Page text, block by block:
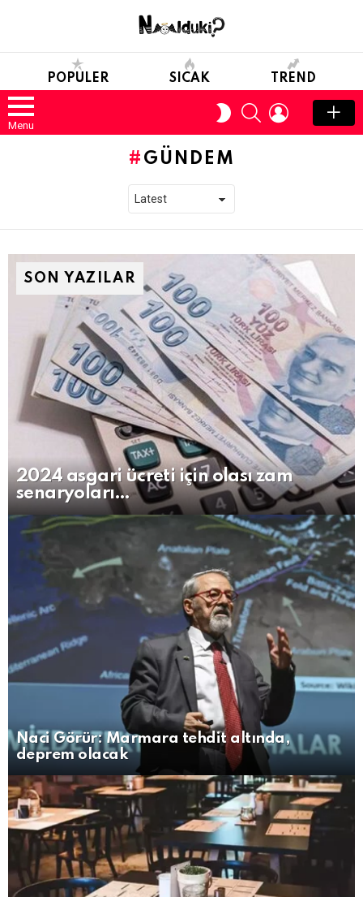
POPULER SICAK TREND
Menu
SWITCH
SKIN
SEARCHLOGIN
GÜNDEM
SON YAZILAR
2024 asgari ücreti için olası zam
senaryoları…
Naci Görür: Marmara tehdit altında,
deprem olacak